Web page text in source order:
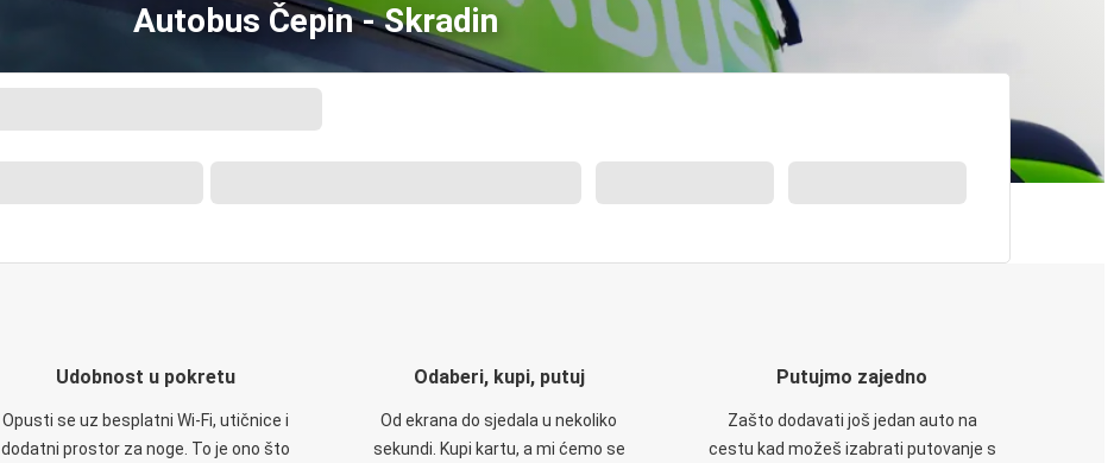
Autobus Čepin - Skradin
Udobnost u pokretu
Opusti se uz besplatni Wi-Fi, utičnice i
dodatni prostor za noge. To je ono što
Odaberi, kupi, putuj
Od ekrana do sjedala u nekoliko
sekundi. Kupi kartu, a mi ćemo se
Putujmo zajedno
Zašto dodavati još jedan auto na
cestu kad možeš izabrati putovanje s